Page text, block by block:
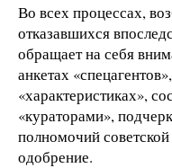
Во всех процессах,
отказавшихся
обращает на себя
анкетах
«характеристиках»,
«кураторами»,
полномочий советской
одобрение.